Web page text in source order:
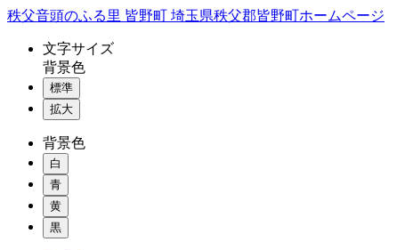
コ
秩父音頭のふる里 皆野町 埼玉県秩父郡皆野町ホームページ
文字サイズ
背景色
標準
拡大
背景色
白
青
黄
黒